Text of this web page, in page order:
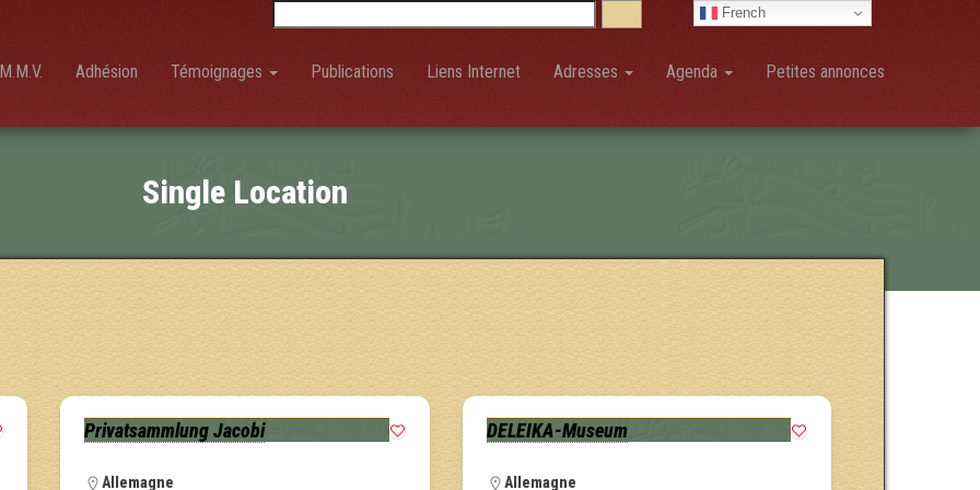
French
Adhésion Témoignages Publications Liens Internet Adresses Agenda Petites annonces
Single Location
Privatsammlung Jacobi
Allemagne
DELEIKA-Museum
Allemagne